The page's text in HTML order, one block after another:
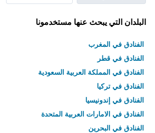
البلدان التي يبحث عنها مستخدمونا
الفنادق في المغرب
الفنادق في قطر
الفنادق في المملكة العربية السعودية
الفنادق في تركيا
الفنادق في إندونيسيا
الفنادق في الامارات العربية المتحدة
الفنادق في البحرين